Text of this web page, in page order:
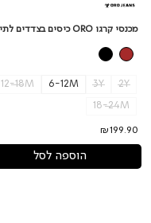
מכנסי קרגו ORO כיסים בצדדים לתינוקות
2Y
3Y
6-12M
12-18M
18-24M
₪199.90
הוספה לסל